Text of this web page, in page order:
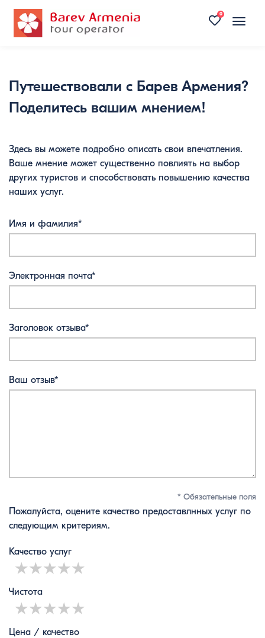
Toggle
0
Путешествовали с Барев Армения?
Поделитесь вашим мнением!
Здесь вы можете подробно описать свои впечатления.
Ваше мнение может существенно повлиять на выбор
других туристов и способствовать повышению качества
наших услуг.
Имя и фамилия*
Электронная почта*
Заголовок отзыва*
Ваш отзыв*
* Обязательные поля
Пожалуйста, оцените качество предоставлнных услуг по
следующим критериям.
Качество услуг
4 stars
3 stars
2 stars
1 star
Чистота
4 stars
3 stars
2 stars
1 star
Цена / качество